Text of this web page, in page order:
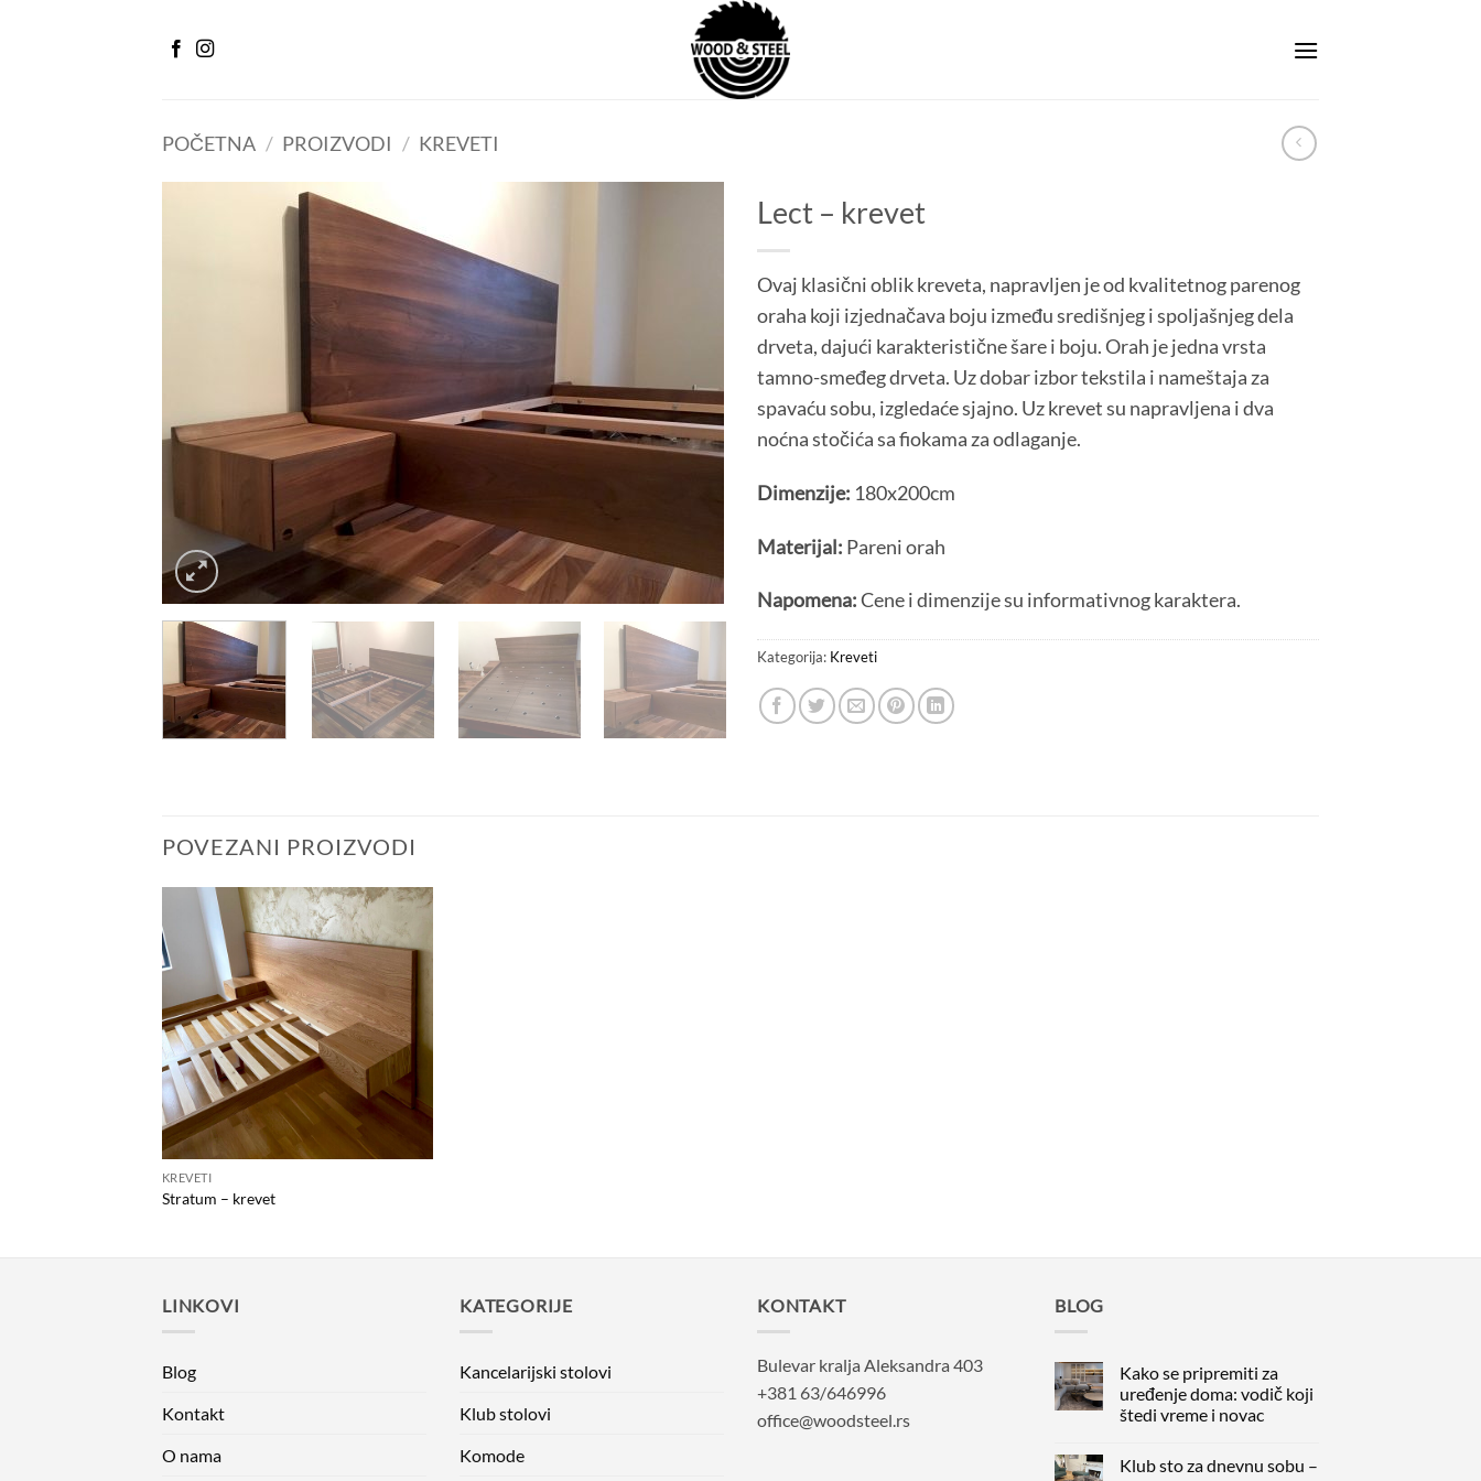
POČETNA / PROIZVODI / KREVETI
Lect – krevet
Ovaj klasični oblik kreveta, napravljen je od kvalitetnog parenog
oraha koji izjednačava boju između središnjeg i spoljašnjeg dela
drveta, dajući karakteristične šare i boju. Orah je jedna vrsta
tamno-smeđeg drveta. Uz dobar izbor tekstila i nameštaja za
spavaću sobu, izgledaće sjajno. Uz krevet su napravljena i dva
noćna stočića sa fiokama za odlaganje.
Dimenzije: 180x200cm
Materijal: Pareni orah
Napomena:Cene i dimenzije su informativnog karaktera.
Kategorija: Kreveti
POVEZANI PROIZVODI
KREVETI
Stratum – krevet
LINKOVI
Blog
Kontakt
O nama
KATEGORIJE
Kancelarijski stolovi
Klub stolovi
Komode
KONTAKT
Bulevar kralja Aleksandra 403
+381 63/646996
office@woodsteel.rs
BLOG
Kako se pripremiti za
uređenje doma: vodič koji
štedi vreme i novac
na
Klub sto za dnevnu sobu –